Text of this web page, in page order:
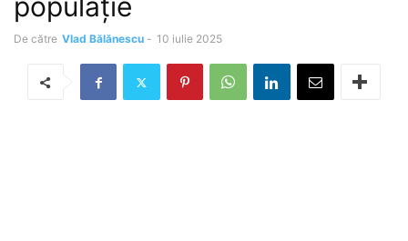
De către Vlad Bălănescu - 10 iulie 2025